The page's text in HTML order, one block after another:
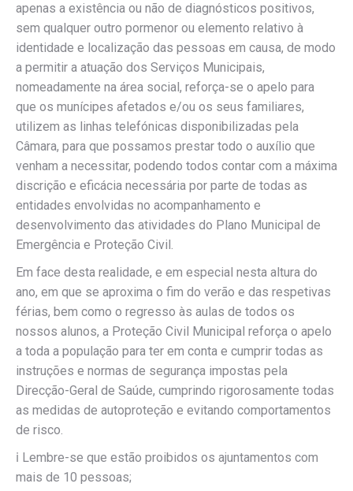
apenas a existência ou não de diagnósticos positivos,
sem qualquer outro pormenor ou elemento relativo à
identidade e localização das pessoas em causa, de modo
a permitir a atuação dos Serviços Municipais,
nomeadamente na área social, reforça-se o apelo para
que os munícipes afetados e/ou os seus familiares,
utilizem as linhas telefónicas disponibilizadas pela
Câmara, para que possamos prestar todo o auxílio que
venham a necessitar, podendo todos contar com a máxima
discrição e eficácia necessária por parte de todas as
entidades envolvidas no acompanhamento e
desenvolvimento das atividades do Plano Municipal de
Emergência e Proteção Civil.
Em face desta realidade, e em especial nesta altura do
ano, em que se aproxima o fim do verão e das respetivas
férias, bem como o regresso às aulas de todos os
nossos alunos, a Proteção Civil Municipal reforça o apelo
a toda a população para ter em conta e cumprir todas as
instruções e normas de segurança impostas pela
Direcção-Geral de Saúde, cumprindo rigorosamente todas
as medidas de autoproteção e evitando comportamentos
de risco.
ℹ️ Lembre-se que estão proibidos os ajuntamentos com
mais de 10 pessoas;